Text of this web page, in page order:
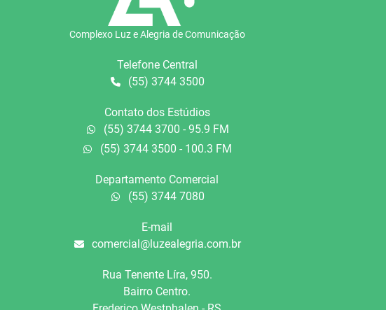
Complexo Luz e Alegria de Comunicação
Telefone Central
(55) 3744 3500
Contato dos Estúdios
(55) 3744 3700 - 95.9 FM
(55) 3744 3500 - 100.3 FM
Departamento Comercial
(55) 3744 7080
E-mail
comercial@luzealegria.com.br
Rua Tenente Líra, 950.
Bairro Centro.